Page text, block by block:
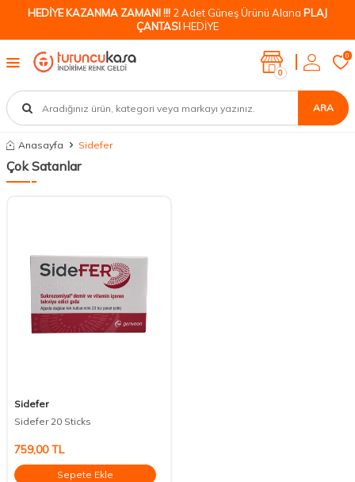
HEDİYE KAZANMA ZAMANI !!! 2 Adet Güneş Ürünü Alana PLAJ
ÇANTASIHEDİYE
ARA
0
0
Anasayfa Sidefer
Çok Satanlar
Sidefer
Sidefer 20 Sticks
759,00TL
Sepete Ekle